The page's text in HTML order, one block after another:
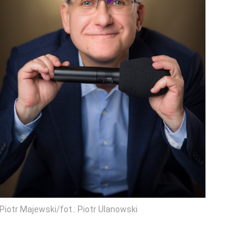
Piotr Majewski/fot.: Piotr Ulanowski